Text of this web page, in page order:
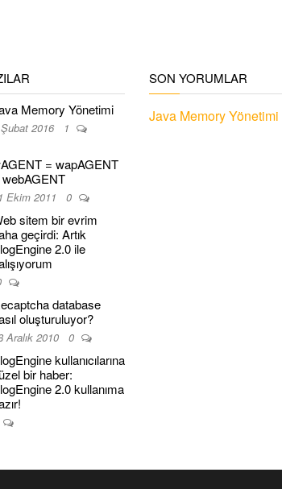
Memory Yönetimi
2016 1
= wapAGENT
webAGENT
Ekim 2011 0
sitem bir evrim
geçirdi: Artık
2.0 ile
database
oluşturuluyor?
Aralık 2010 0
kullanıcılarına
bir haber:
2.0 kullanıma
SON YORUMLAR
Java Memory Yönetimi